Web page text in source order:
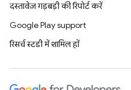
दस्तावेज़ गड़बड़ी की रिपोर्ट करें
Google Play support
रिसर्च स्टडी में शामिल हों